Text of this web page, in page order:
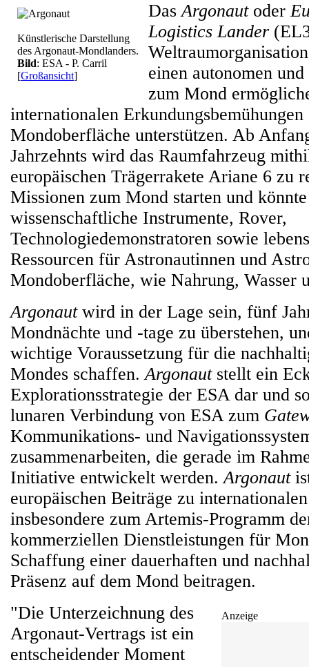
Künstlerische Darstellung
des Argonaut-Mondlanders.
Bild: ESA - P. Carril
[Großansicht]
DasArgonautoder
Logistics Lander
einen autonomen
zum Mond
internationalen
Mondoberfläche unterstützen. Ab
Jahrzehnts wird das Raumfahrzeug
europäischen Trägerrakete Ariane 6 zu
Missionen zum Mond starten und
wissenschaftliche Instrumente, Rover,
Technologiedemonstratoren sowie
Ressourcen für Astronautinnen und
Mondoberfläche, wie Nahrung, Wasser
Argonautwird in der Lage sein, fünf
Mondnächte und -tage zu überstehen,
wichtige Voraussetzung für die
Mondes schaffen.Argonautstellt ein
Explorationsstrategie der ESA dar und
lunaren Verbindung von ESA zum
Kommunikations- und
zusammenarbeiten, die gerade im
Initiative entwickelt werden.Argonaut
europäischen Beiträge zu
insbesondere zum Artemis-Programm
kommerziellen Dienstleistungen für
Schaffung einer dauerhaften und
Präsenz auf dem Mond beitragen.
Anzeige
"Die Unterzeichnung des
Argonaut-Vertrags ist ein
entscheidender Moment